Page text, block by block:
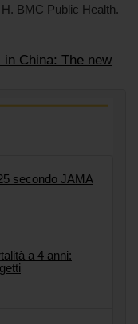
BMC Public Health.
in China: The new
secondo JAMA
a 4 anni: